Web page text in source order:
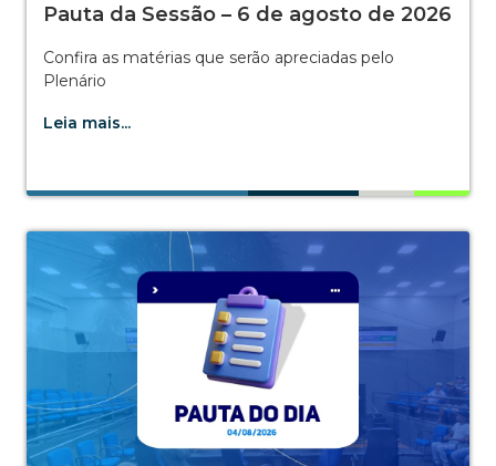
Pauta da Sessão – 6 de agosto de 2026
Confira as matérias que serão apreciadas pelo
Plenário
Leia mais...